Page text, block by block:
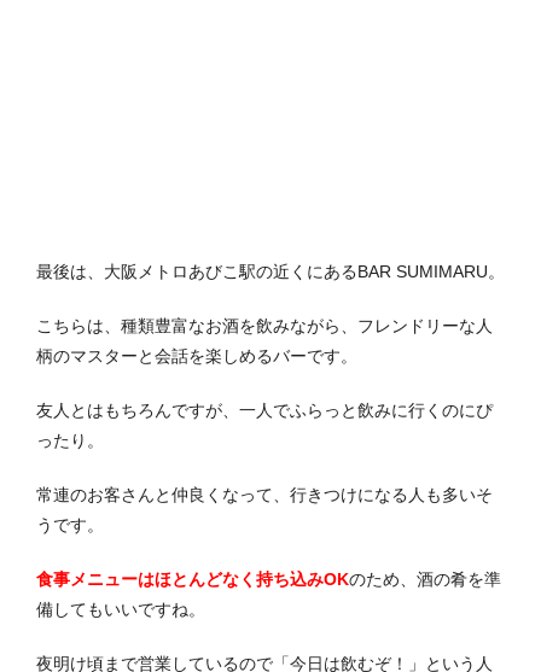
最後は、大阪メトロあびこ駅の近くにあるBAR SUMIMARU。
こちらは、種類豊富なお酒を飲みながら、フレンドリーな人
柄のマスターと会話を楽しめるバーです。
友人とはもちろんですが、一人でふらっと飲みに行くのにぴ
ったり。
常連のお客さんと仲良くなって、行きつけになる人も多いそ
うです。
食事メニューはほとんどなく持ち込みOKのため、酒の肴を準
備してもいいですね。
夜明け頃まで営業しているので「今日は飲むぞ！」という人